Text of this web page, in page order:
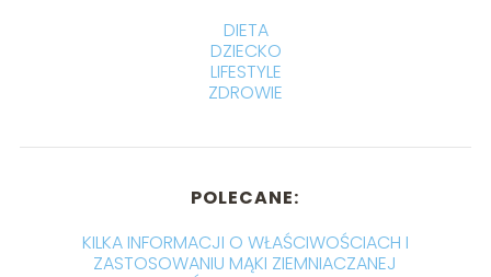
DIETA
DZIECKO
LIFESTYLE
ZDROWIE
POLECANE:
KILKA INFORMACJI O WŁAŚCIWOŚCIACH I
ZASTOSOWANIU MĄKI ZIEMNIACZANEJ